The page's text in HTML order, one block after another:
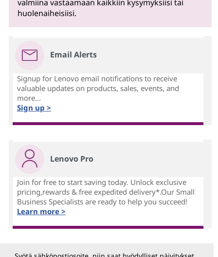
valmiina vastaamaan kaikkiin kysymyksiisi tai
huolenaiheisiisi.
Email Alerts
Signup for Lenovo email notifications to receive
valuable updates on products, sales, events, and
more...
Sign up >
Lenovo Pro
Join for free to start saving today. Unlock exclusive
pricing,rewards & free expedited delivery*.Our Small
Business Specialists are ready to help you succeed!
Learn more >